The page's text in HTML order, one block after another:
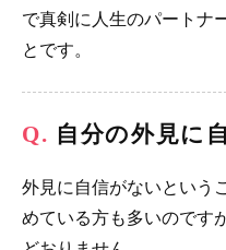
で真剣に人生のパートナ
とです。
自分の外見に
外見に自信がないという
めている方も多いのです